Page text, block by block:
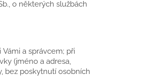
o některých službách
a správcem; při
(jméno a adresa,
bez poskytnutí osobních